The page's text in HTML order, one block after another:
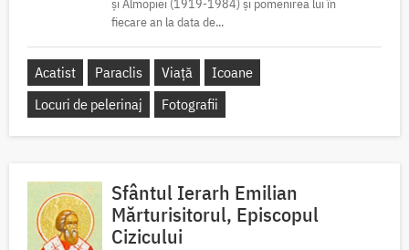
și Almopiei (1919-1984) și pomenirea lui în
fiecare an la data de...
Acatist Paraclis Viață
Icoane
Locuri de pelerinaj
Fotografii
Sfântul Ierarh Emilian
Mărturisitorul, Episcopul
Cizicului